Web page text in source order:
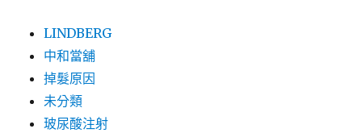
LINDBERG
中和當舖
掉髮原因
未分類
玻尿酸注射